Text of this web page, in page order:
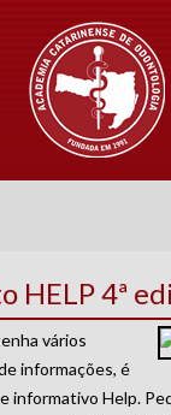
HELP 4ª
vários
informações, é
informativo Help.